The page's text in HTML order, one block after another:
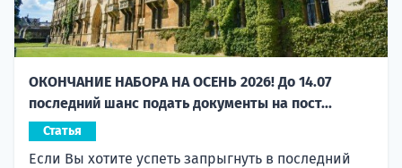
ОКОНЧАНИЕ НАБОРА НА ОСЕНЬ 2026! До 14.07
последний шанс подать документы на пост...
Статья
Если Вы хотите успеть запрыгнуть в последний